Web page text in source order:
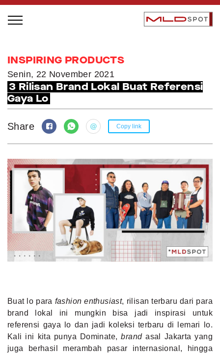
LOCAL GREATNESS
INSPIRING PEOPLE
INSPIRING PRODUCTS
INSPIRING PLACES
INSPIRING COMMUNITIES
TRENDING
EVENTS
MLDPODCAST
VIDEOS
MLDPOINTS
INSPIRING PRODUCTS
Senin, 22 November 2021
3 Rilisan Brand Lokal Buat Referensi
Gaya Lo
Share Copy link
Buat lo para fashion enthusiast, rilisan terbaru dari para
brand lokal ini mungkin bisa jadi inspirasi untuk
referensi gaya lo dan jadi koleksi terbaru di lemari lo.
Kali ini kita punya Dominate,brandasal Jakarta yang
juga berhasil merambah pasar internasional, hingga